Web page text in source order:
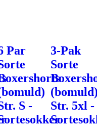
Par
S -
3-Pak
Sorte
Str. 5xl -